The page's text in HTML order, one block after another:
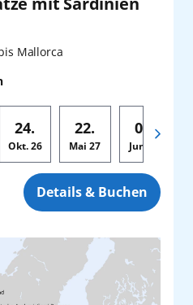
Mallorca
24.
Okt.26
22.
Mai 27
05.
Jun.
Details & Buchen